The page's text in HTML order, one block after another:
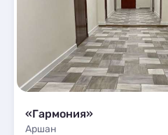
«Гармония»
Аршан